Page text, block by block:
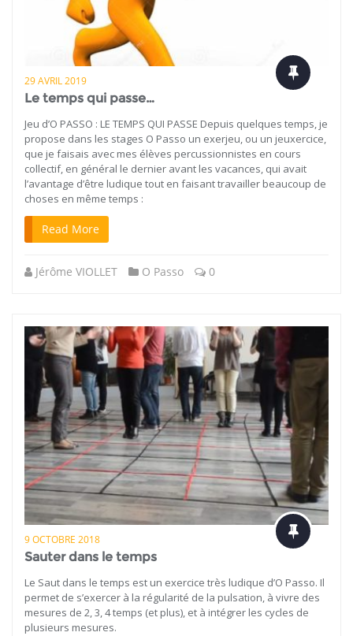
29 AVRIL 2019
Le temps qui passe…
Jeu d’O PASSO : LE TEMPS QUI PASSE Depuis quelques temps, je
propose dans les stages O Passo un exerjeu, ou un jeuxercice,
que je faisais avec mes élèves percussionnistes en cours
collectif, en général le dernier avant les vacances, qui avait
l’avantage d’être ludique tout en faisant travailler beaucoup de
choses en même temps :
Read More
Jérôme VIOLLET O Passo 0
9 OCTOBRE 2018
Sauter dans le temps
Le Saut dans le temps est un exercice très ludique d’O Passo. Il
permet de s’exercer à la régularité de la pulsation, à vivre des
mesures de 2, 3, 4 temps (et plus), et à intégrer les cycles de
plusieurs mesures.